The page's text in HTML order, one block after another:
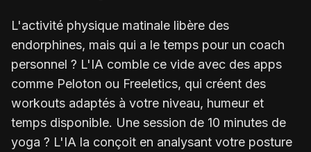
L'activité physique matinale libère des
endorphines, mais qui a le temps pour un coach
personnel ? L'IA comble ce vide avec des apps
comme Peloton ou Freeletics, qui créent des
workouts adaptés à votre niveau, humeur et
temps disponible. Une session de 10 minutes de
yoga ? L'IA la conçoit en analysant votre posture